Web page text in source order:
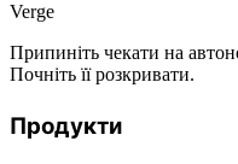
Verge
Припиніть чекати на
Почніть її розкривати.
Продукти